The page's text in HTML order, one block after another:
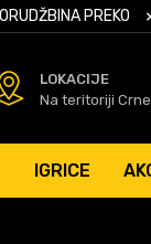
PREKO 50
LOKACIJE
Na teritoriji
IGRICE